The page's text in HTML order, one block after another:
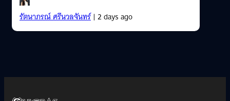
รัตนาภรณ์ ศรีนวลจันทร์| 2 days ago